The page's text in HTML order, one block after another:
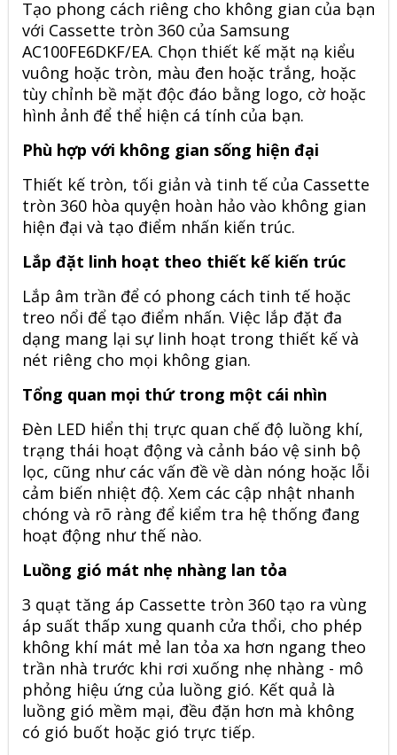
Tạo phong cách riêng cho không gian của bạn
với Cassette tròn 360 của Samsung
AC100FE6DKF/EA. Chọn thiết kế mặt nạ kiểu
vuông hoặc tròn, màu đen hoặc trắng, hoặc
tùy chỉnh bề mặt độc đáo bằng logo, cờ hoặc
hình ảnh để thể hiện cá tính của bạn.
Phù hợp với không gian sống hiện đại
Thiết kế tròn, tối giản và tinh tế của Cassette
tròn 360 hòa quyện hoàn hảo vào không gian
hiện đại và tạo điểm nhấn kiến trúc.
Lắp đặt linh hoạt theo thiết kế kiến trúc
Lắp âm trần để có phong cách tinh tế hoặc
treo nổi để tạo điểm nhấn. Việc lắp đặt đa
dạng mang lại sự linh hoạt trong thiết kế và
nét riêng cho mọi không gian.
Tổng quan mọi thứ trong một cái nhìn
Đèn LED hiển thị trực quan chế độ luồng khí,
trạng thái hoạt động và cảnh báo vệ sinh bộ
lọc, cũng như các vấn đề về dàn nóng hoặc lỗi
cảm biến nhiệt độ. Xem các cập nhật nhanh
chóng và rõ ràng để kiểm tra hệ thống đang
hoạt động như thế nào.
Luồng gió mát nhẹ nhàng lan tỏa
3 quạt tăng áp Cassette tròn 360 tạo ra vùng
áp suất thấp xung quanh cửa thổi, cho phép
không khí mát mẻ lan tỏa xa hơn ngang theo
trần nhà trước khi rơi xuống nhẹ nhàng - mô
phỏng hiệu ứng của luồng gió. Kết quả là
luồng gió mềm mại, đều đặn hơn mà không
có gió buốt hoặc gió trực tiếp.